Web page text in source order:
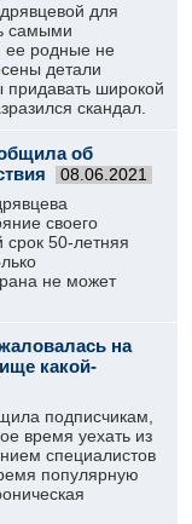
для
самыми
ее родные не
детали
придавать широкой
скандал.
об
08.06.2021
своего
срок 50-летняя
не может
на
какой-
подписчикам,
время уехать из
специалистов
популярную